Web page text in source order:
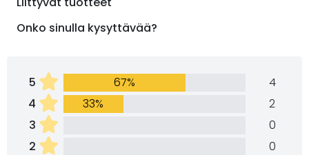
Onko sinulla kysyttävää?
5 67%
4
4
33%
2
3
0
2
0